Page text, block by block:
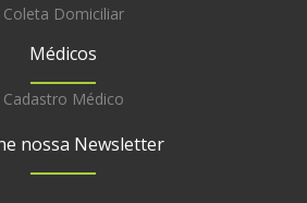
Coleta Domiciliar
Médicos
Cadastro Médico
nossa Newsletter